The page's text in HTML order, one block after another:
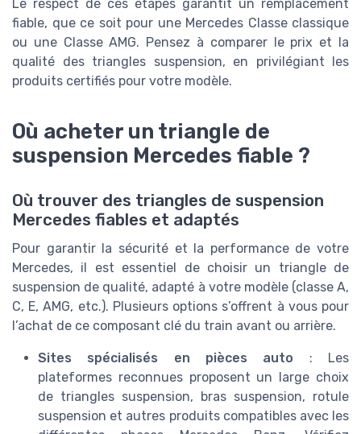
Le respect de ces étapes garantit un remplacement
fiable, que ce soit pour une Mercedes Classe classique
ou une Classe AMG. Pensez à comparer le prix et la
qualité des triangles suspension, en privilégiant les
produits certifiés pour votre modèle.
Où acheter un triangle de
suspension Mercedes fiable ?
Où trouver des triangles de suspension
Mercedes fiables et adaptés
Pour garantir la sécurité et la performance de votre
Mercedes, il est essentiel de choisir un triangle de
suspension de qualité, adapté à votre modèle (classe A,
C, E, AMG, etc.). Plusieurs options s’offrent à vous pour
l’achat de ce composant clé du train avant ou arrière.
Sites spécialisés en pièces auto : Les
plateformes reconnues proposent un large choix
de triangles suspension, bras suspension, rotule
suspension et autres produits compatibles avec les